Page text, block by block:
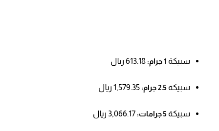
سبيكة 1 جرام:
سبيكة 2.5 جرام:
سبيكة 5 جرامات: